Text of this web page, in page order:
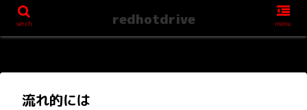
流れ的には
serch redhotdrive menu